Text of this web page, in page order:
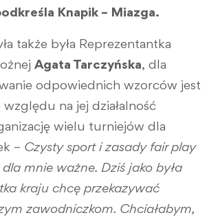
Knapik – Miazga.
także była Reprezentantka
Agata Tarczyńska, dla
odpowiednich wzorców jest
względu na jej działalność
wielu turniejów dla
– Czysty sport i zasady fair play
mnie ważne. Dziś jako była
kraju chcę przekazywać
zawodniczkom. Chciałabym,